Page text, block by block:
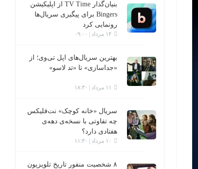
بنیان‌گذار TV Time از اپلیکیشن
Bingers برای پیگیری سریال‌ها
رونمایی کرد
۱۴ مرداد | ۰۹:۰۰
بهترین سریال‌های اپل تی‌وی؛ از
«جداسازی» تا «تد لاسو»
۱۱ مرداد | ۱۸:۳۰
سریال «خانه کوچک» نت‌فلیکس
چه تفاوتی با نسخه‌ی دهه‌ی
هفتادی دارد؟
۱۰ مرداد | ۱۱:۳۰
۸ شخصیت منفور تاریخ تلویزیون